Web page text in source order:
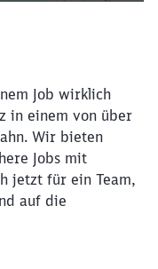
Job wirklich
in einem von über
Wir bieten
Jobs mit
jetzt für ein Team,
auf die